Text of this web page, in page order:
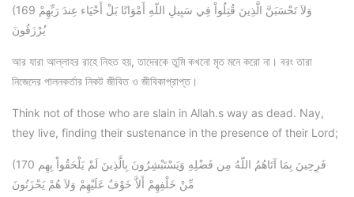
(169 وَلاَ تَحْسَبَنَّ الَّذِينَ قُتِلُواْ فِي سَبِيلِ اللّهِ أَمْوَاتًا بَلْ أَحْيَاء عِندَ رَبِّهِمْ
يُرْزَقُونَ
আর যারা আল্লাহর রাহে নিহত হয়, তাদেরকে তুমি কখনো মৃত মনে করো না। বরং তারা
নিজেদের পালনকর্তার নিকট জীবিত ও জীবিকাপ্রাপ্ত।
Think not of those who are slain in Allah.s way as dead. Nay,
they live, finding their sustenance in the presence of their Lord;
(170 فَرِحِينَ بِمَا آتَاهُمُ اللّهُ مِن فَضْلِهِ وَيَسْتَبْشِرُونَ بِالَّذِينَ لَمْ يَلْحَقُواْ بِهِم
مِّنْ خَلْفِهِمْ أَلاَّ خَوْفٌ عَلَيْهِمْ وَلاَ هُمْ يَحْزَنُونَ